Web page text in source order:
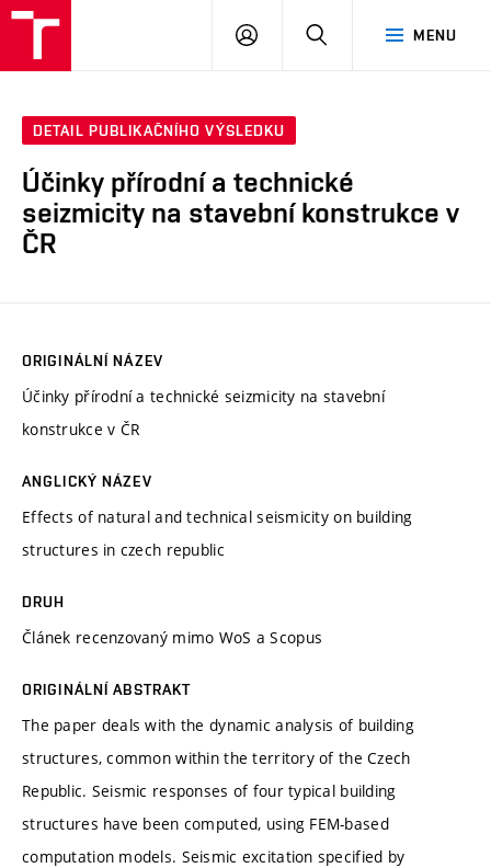
MENU
PŘIHLÁSIT
DETAIL PUBLIKAČNÍHO VÝSLEDKU
Účinky přírodní a technické
seizmicity na stavební konstrukce v
ČR
ORIGINÁLNÍ NÁZEV
Účinky přírodní a technické seizmicity na stavební
konstrukce v ČR
ANGLICKÝ NÁZEV
Effects of natural and technical seismicity on building
structures in czech republic
DRUH
Článek recenzovaný mimo WoS a Scopus
ORIGINÁLNÍ ABSTRAKT
The paper deals with the dynamic analysis of building
structures, common within the territory of the Czech
Republic. Seismic responses of four typical building
structures have been computed, using FEM-based
computation models. Seismic excitation specified by